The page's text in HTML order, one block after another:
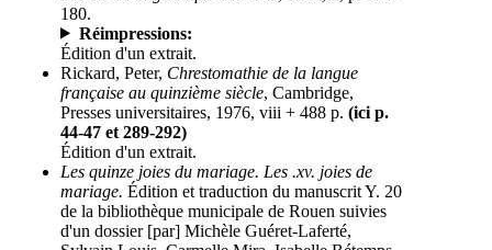
180.
Réimpressions:
Édition d'un extrait.
Rickard, Peter, Chrestomathie de la langue
française au quinzième siècle, Cambridge,
Presses universitaires, 1976, viii + 488 p. (ici p.
44-47 et 289-292)
Édition d'un extrait.
Les quinze joies du mariage. Les .xv. joies de
mariage. Édition et traduction du manuscrit Y. 20
de la bibliothèque municipale de Rouen suivies
d'un dossier [par] Michèle Guéret-Laferté,